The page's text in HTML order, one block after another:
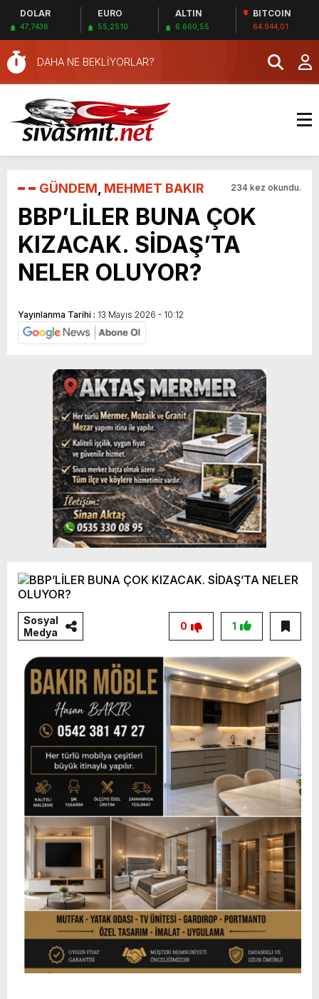
DOLAR
47,7436
EURO
55,2510
ALTIN
6.660,55
BITCOIN
64.944,01
DAHA NE BEKLİYORLAR?
GÜNDEM MEHMET BAKIR 234 kez okundu.
BBP’LİLER BUNA ÇOK
KIZACAK. SİDAŞ’TA
NELER OLUYOR?
Yayınlanma Tarihi : 13 Mayıs 2026 - 10:12
Sosyal
Medya
1
0